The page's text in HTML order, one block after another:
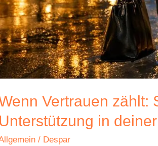
Vertrauen zählt:
Unterstützung in
/ Despar